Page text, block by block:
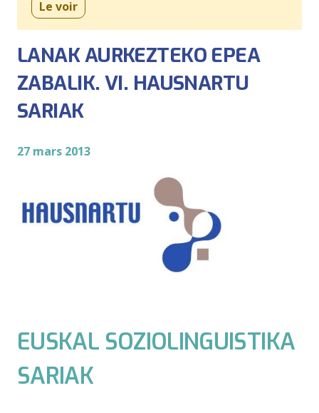
Le voir
LANAK AURKEZTEKO EPEA
ZABALIK. VI. HAUSNARTU
SARIAK
27 mars 2013
EUSKAL SOZIOLINGUISTIKA
SARIAK